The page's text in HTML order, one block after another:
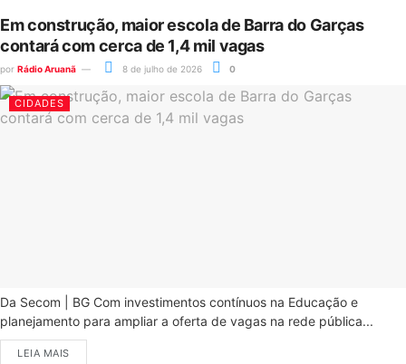
Em construção, maior escola de Barra do Garças
contará com cerca de 1,4 mil vagas
por Rádio Aruanã 8 de julho de 2026 0
CIDADES
Da Secom | BG Com investimentos contínuos na Educação e
planejamento para ampliar a oferta de vagas na rede pública...
LEIA MAIS